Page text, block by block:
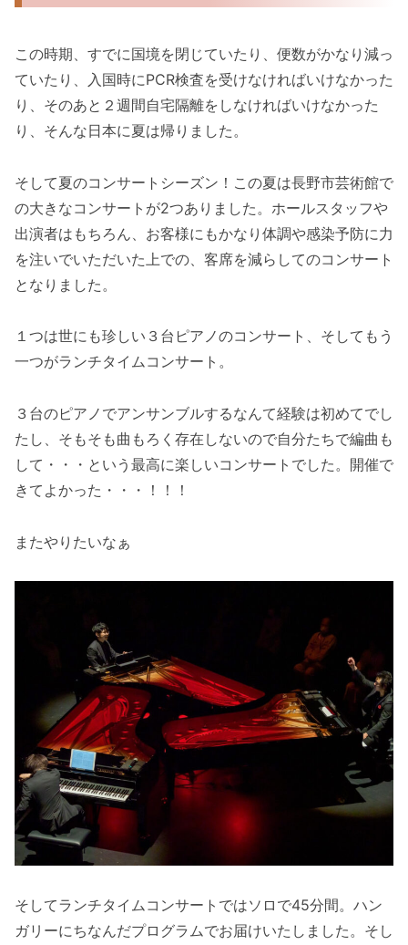
この時期、すでに国境を閉じていたり、便数がかなり減っ
ていたり、入国時にPCR検査を受けなければいけなかった
り、そのあと２週間自宅隔離をしなければいけなかった
り、そんな日本に夏は帰りました。
そして夏のコンサートシーズン！この夏は長野市芸術館で
の大きなコンサートが2つありました。ホールスタッフや
出演者はもちろん、お客様にもかなり体調や感染予防に力
を注いでいただいた上での、客席を減らしてのコンサート
となりました。
１つは世にも珍しい３台ピアノのコンサート、そしてもう
一つがランチタイムコンサート。
３台のピアノでアンサンブルするなんて経験は初めてでし
たし、そもそも曲もろく存在しないので自分たちで編曲も
して・・・という最高に楽しいコンサートでした。開催で
きてよかった・・・！！！
またやりたいなぁ
そしてランチタイムコンサートではソロで45分間。ハン
ガリーにちなんだプログラムでお届けいたしました。そし